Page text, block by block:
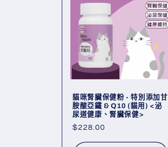
貓咪腎臟保健粉 - 特別添加甘
胺酸亞鐵 & Q10 (貓用) <泌
尿道健康、腎臟保健>
定
$228.00